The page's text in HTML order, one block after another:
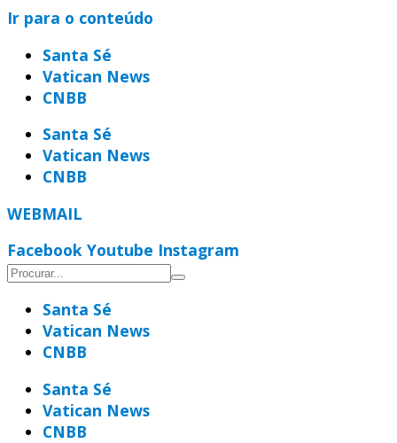
Ir para o conteúdo
Santa Sé
Vatican News
CNBB
Santa Sé
Vatican News
CNBB
WEBMAIL
Facebook Youtube Instagram
Santa Sé
Vatican News
CNBB
Santa Sé
Vatican News
CNBB